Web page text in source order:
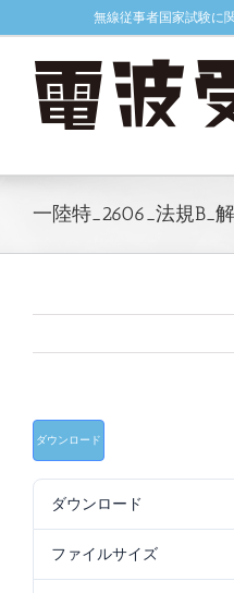
to
無線従事者国家試験に
一陸特_2606_法規B_
ダウンロード
ダウンロード
ファイルサイズ